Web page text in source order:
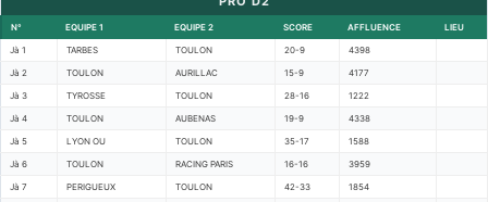
N° EQUIPE 1 EQUIPE 2 SCORE AFFLUENCE LIEU
Jà 1 TARBES TOULON 20-9 4398
Jà 2 TOULON AURILLAC 15-9 4177
Jà 3 TYROSSE TOULON 28-16 1222
Jà 4 TOULON AUBENAS 19-9 4338
Jà 5 LYON OU TOULON 35-17 1588
Jà 6 TOULON RACING PARIS 16-16 3959
Jà 7 PERIGUEUX TOULON 42-33 1854